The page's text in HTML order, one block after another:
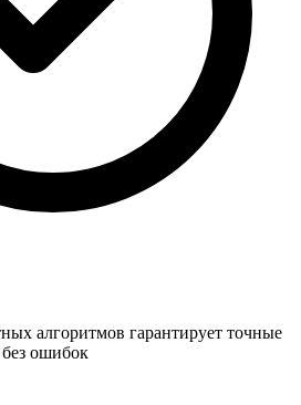
алгоритмов гарантирует точные
без ошибок